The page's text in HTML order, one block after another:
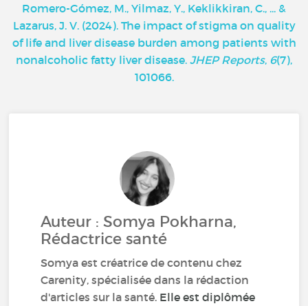
Romero-Gómez, M., Yilmaz, Y., Keklikkiran, C., ... &
Lazarus, J. V. (2024). The impact of stigma on quality
of life and liver disease burden among patients with
nonalcoholic fatty liver disease. JHEP Reports, 6(7),
101066.
Auteur : Somya Pokharna,
Rédactrice santé
Somya est créatrice de contenu chez
Carenity, spécialisée dans la rédaction
d'articles sur la santé. Elle est diplômée